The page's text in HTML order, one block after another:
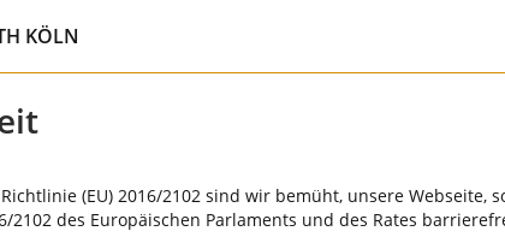
KÖLN
(EU) 2016/2102 sind wir bemüht, unsere
2102 des Europäischen Parlaments und des Rates